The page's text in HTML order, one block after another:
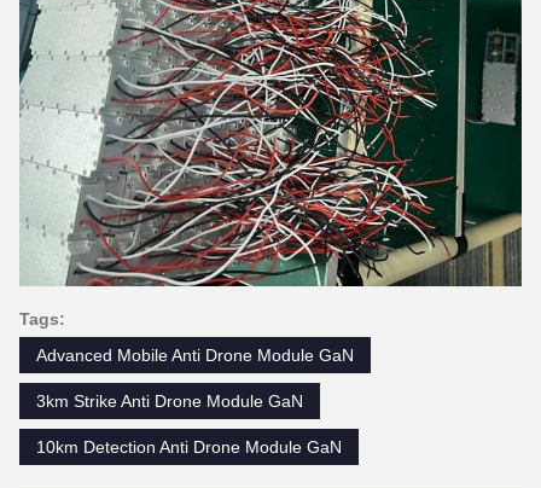
Tags:
Advanced Mobile Anti Drone Module GaN
3km Strike Anti Drone Module GaN
10km Detection Anti Drone Module GaN